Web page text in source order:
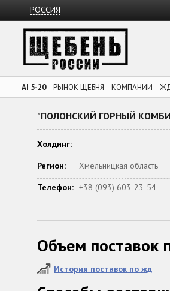
РОССИЯ
AI 5-20 РЫНОК ЩЕБНЯ КОМПАНИИ
"ПОЛОНСКИЙ ГОРНЫЙ
Холдинг:
Регион:
Хмельницкая область
Телефон: +38 (093) 603-23-54
Объем поставок
История поставок по жд